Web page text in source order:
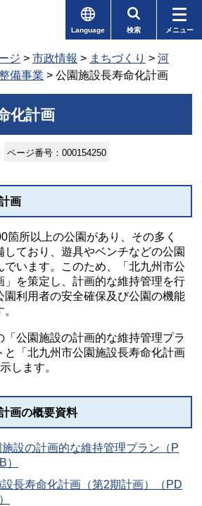
Language 検索 メニュー
ジ > 市政情報 > まちづくり > 河
備事業 > 公園施設長寿命化計画
化計画
ページ番号：000154250
画
所以上の公園があり、その多く
しており、遊具やベンチなどの公園
でいます。このため、「北九州市公
」を策定し、計画的な維持管理を行
園利用者の安全確保及び公園の機能
公園施設の計画的な維持管理プラ
と「北九州市公園施設長寿命化計画
します。
画の概要資料
設の計画的な維持管理プラン（P
長寿命化計画（第2期計画）（PD